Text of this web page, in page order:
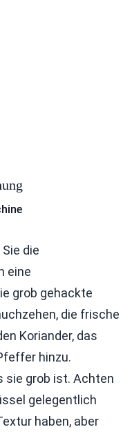
die
eine
grob gehackte
die frische
Koriander, das
hinzu.
sie grob ist. Achten
gelegentlich
haben, aber